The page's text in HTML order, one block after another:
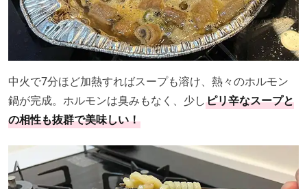
中火で7分ほど加熱すればスープも溶け、熱々のホルモン
鍋が完成。ホルモンは臭みもなく、少しピリ辛なスープと
の相性も抜群で美味しい！